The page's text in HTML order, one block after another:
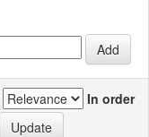
In order